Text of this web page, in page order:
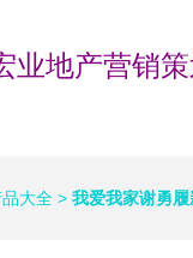
业地产营销
品大全 > 我爱我家谢勇